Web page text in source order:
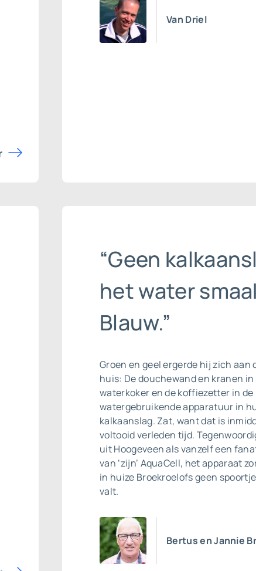
Van Driel
“Geen
het water
Blauw.”
Groen en geel ergerde hij zich aan
huis: De douchewand en kranen in
waterkoker en de koffiezetter in de
watergebruikende apparatuur in
kalkaanslag. Zat, want dat is
voltooid verleden tijd.
uit Hoogeveen als vanzelf een
van ‘zijn’ AquaCell, het apparaat
in huize Broekroelofs geen
valt.
Bertus en Jannie